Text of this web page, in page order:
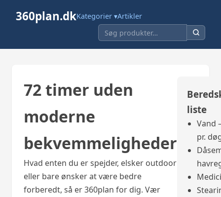
360plan.dkKategorier ▾Artikler
72 timer uden
moderne
bekvemmeligheder
Hvad enten du er spejder, elsker outdoor
eller bare ønsker at være bedre
forberedt, så er 360plan for dig. Vær
liste
Vand
pr.